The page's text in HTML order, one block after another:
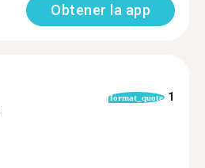
Obtener la app
format_quote 1